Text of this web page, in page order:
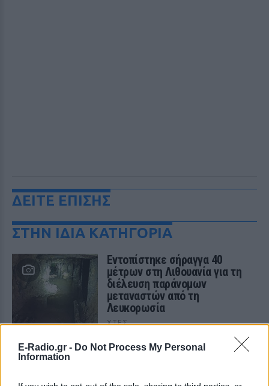
E-Radio.gr - Do Not Process My Personal
Information
ΔΕΙΤΕ ΕΠΙΣΗΣ
ΣΤΗΝ ΙΔΙΑ ΚΑΤΗΓΟΡΙΑ
Εντοπίστηκε σήραγγα 40
μέτρων στη Λιθουανία για τη
διέλευση παράνομων
μεταναστών από τη
Λευκορωσία
ΧΤΕΣ
Λιθουανοί συνοριοφύλακες δέχθηκαν
επίθεση σε μία περίπτωση από ομάδα